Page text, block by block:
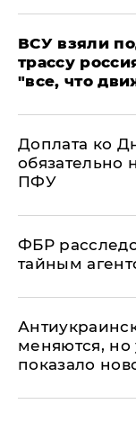
ВСУ взяли
трассу
"все, что
Доплата ко
обязательно
ПФУ
ФБР
тайным
меняются, но
показало